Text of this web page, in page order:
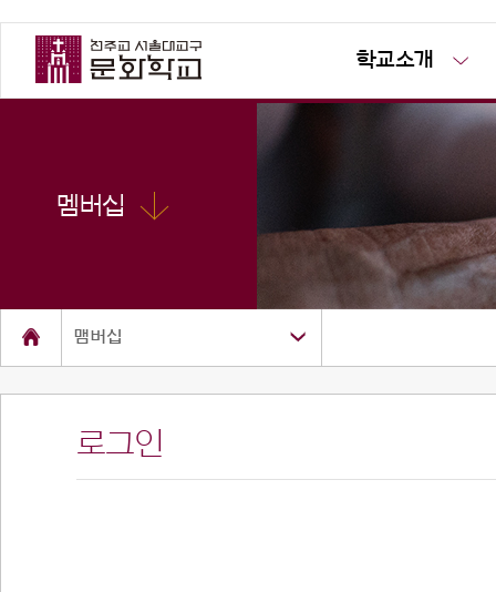
학교소개
멤버십
맴버십
로그인